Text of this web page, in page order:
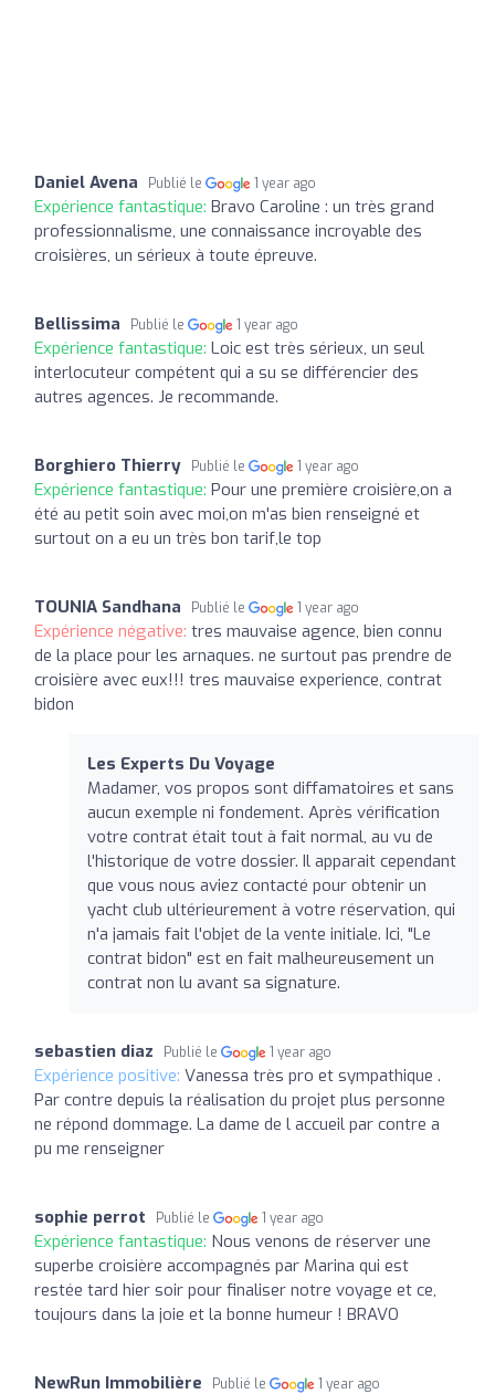
Daniel Avena Publié le 1 year ago
Expérience fantastique: Bravo Caroline : un très grand
professionnalisme, une connaissance incroyable des
croisières, un sérieux à toute épreuve.
Bellissima Publié le 1 year ago
Expérience fantastique: Loic est très sérieux, un seul
interlocuteur compétent qui a su se différencier des
autres agences. Je recommande.
Borghiero Thierry Publié le 1 year ago
Expérience fantastique: Pour une première croisière,on a
été au petit soin avec moi,on m'as bien renseigné et
surtout on a eu un très bon tarif,le top
TOUNIA Sandhana Publié le 1 year ago
Expérience négative: tres mauvaise agence, bien connu
de la place pour les arnaques. ne surtout pas prendre de
croisière avec eux!!! tres mauvaise experience, contrat
bidon
Les Experts Du Voyage
Madamer, vos propos sont diffamatoires et sans
aucun exemple ni fondement. Après vérification
votre contrat était tout à fait normal, au vu de
l'historique de votre dossier. Il apparait cependant
que vous nous aviez contacté pour obtenir un
yacht club ultérieurement à votre réservation, qui
n'a jamais fait l'objet de la vente initiale. Ici, "Le
contrat bidon" est en fait malheureusement un
contrat non lu avant sa signature.
sebastien diaz Publié le 1 year ago
Expérience positive: Vanessa très pro et sympathique .
Par contre depuis la réalisation du projet plus personne
ne répond dommage. La dame de l accueil par contre a
pu me renseigner
sophie perrot Publié le 1 year ago
Expérience fantastique: Nous venons de réserver une
superbe croisière accompagnés par Marina qui est
restée tard hier soir pour finaliser notre voyage et ce,
toujours dans la joie et la bonne humeur ! BRAVO
NewRun Immobilière Publié le 1 year ago